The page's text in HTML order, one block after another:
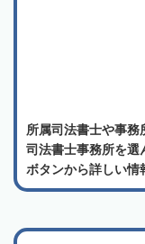
所属司法書士や事
司法書士事務所を選
ボタンから詳しい情